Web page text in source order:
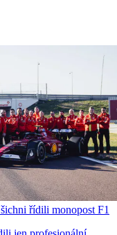
řídili monopost F1